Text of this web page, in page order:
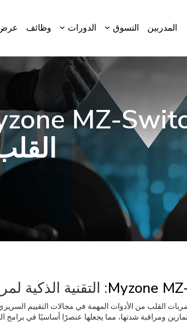
المدربين التسوق الدورات وظائف
Myzone: التقنية الذكية
القلب من الأدوات المهمة في مجالات التقييم
ومراقبة شدتها، مما يجعلها عنصرًا أساسيًا في برامج